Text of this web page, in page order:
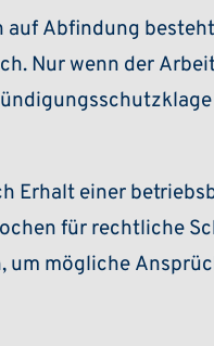
auf Abfindung
Nur wenn der
Erhalt einer
für rechtliche
mögliche